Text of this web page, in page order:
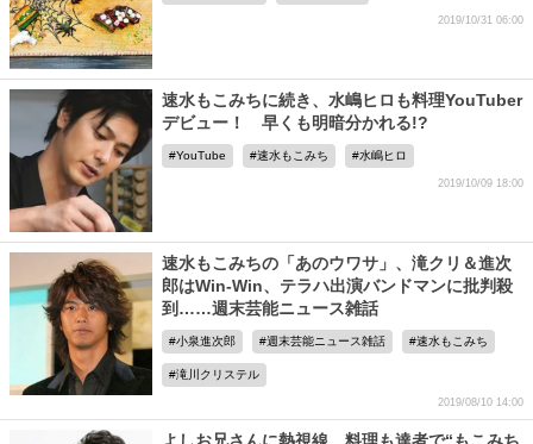
2019/10/31 06:00
速水もこみちに続き、水嶋ヒロも料理YouTuber
デビュー！ 早くも明暗分かれる!?
YouTube 速水もこみち 水嶋ヒロ
2019/10/09 18:00
速水もこみちの「あのウワサ」、滝クリ＆進次
郎はWin-Win、テラハ出演バンドマンに批判殺
到……週末芸能ニュース雑話
小泉進次郎 週末芸能ニュース雑話 速水もこみち
滝川クリステル
2019/08/10 14:00